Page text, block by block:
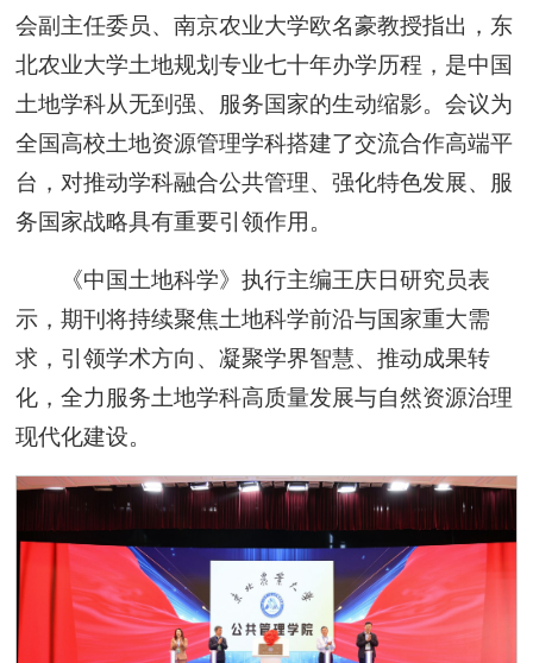
会副主任委员、南京农业大学欧名豪教授指出，东
北农业大学土地规划专业七十年办学历程，是中国
土地学科从无到强、服务国家的生动缩影。会议为
全国高校土地资源管理学科搭建了交流合作高端平
台，对推动学科融合公共管理、强化特色发展、服
务国家战略具有重要引领作用。
《中国土地科学》执行主编王庆日研究员表
示，期刊将持续聚焦土地科学前沿与国家重大需
求，引领学术方向、凝聚学界智慧、推动成果转
化，全力服务土地学科高质量发展与自然资源治理
现代化建设。